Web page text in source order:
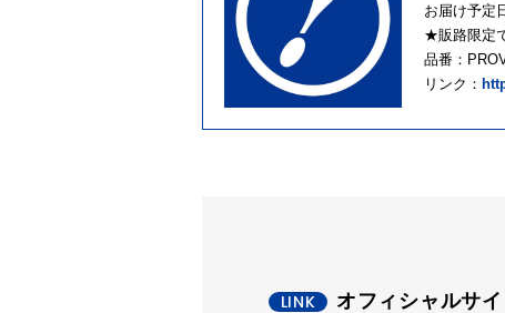
お届け予定
★販路限定
品番：
リンク：
オフィシャルサイ